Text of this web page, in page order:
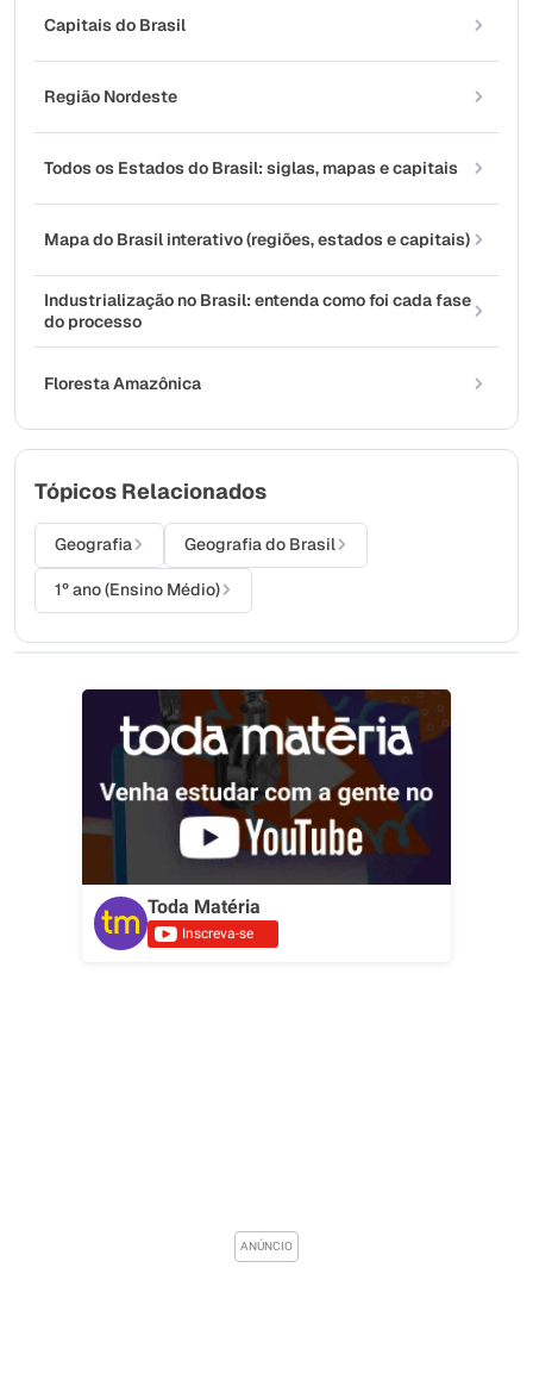
Capitais do Brasil
Região Nordeste
Todos os Estados do Brasil: siglas, mapas e capitais
Mapa do Brasil interativo (regiões, estados e capitais)
Industrialização no Brasil: entenda como foi cada fase
do processo
Floresta Amazônica
Tópicos Relacionados
Geografia Geografia do Brasil
1º ano (Ensino Médio)
Toda Matéria
Inscreva-se